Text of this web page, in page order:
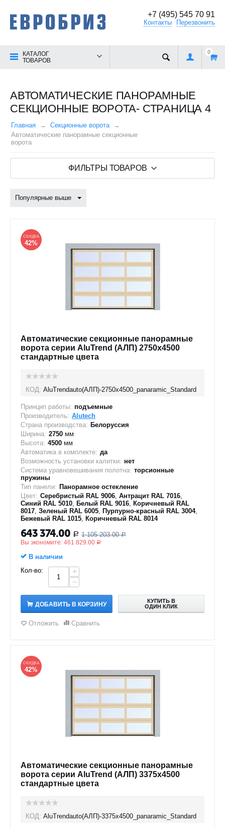
+7 (495) 545 70 91
Контакты Перезвонить
КАТАЛОГ
ТОВАРОВ
0
АВТОМАТИЧЕСКИЕ ПАНОРАМНЫЕ
СЕКЦИОННЫЕ ВОРОТА- СТРАНИЦА 4
Главная
Секционные ворота
Автоматические панорамные секционные
ворота
ФИЛЬТРЫ ТОВАРОВ
Популярные выше
СКИДКА
42%
Автоматические секционные панорамные
ворота серии AluTrend (АЛП) 2750х4500
стандартные цвета
КОД: AluTrendauto(АЛП)-2750х4500_panaramic_Standard
Принцип работы: подъемные
Производитель: Alutech
Страна производства: Белоруссия
Ширина: 2750 мм
Высота: 4500 мм
Автоматика в комплекте: да
Возможность установки калитки: нет
Система уравновешивания полотна: торсионные
пружины
Тип панели: Панорамное остекление
Цвет: Серебристый RAL 9006, Антрацит RAL 7016,
Синий RAL 5010, Белый RAL 9016, Коричневый RAL
8017, Зеленый RAL 6005, Пурпурно-красный RAL 3004,
Бежевый RAL 1015, Коричневый RAL 8014
643 374.00 Р 1 105 203.00 Р
Вы экономите: 461 829.00 Р
В наличии
Кол-во:
+
−
ДОБАВИТЬ В КОРЗИНУ
КУПИТЬ В
ОДИН КЛИК
Отложить Сравнить
СКИДКА
42%
Автоматические секционные панорамные
ворота серии AluTrend (АЛП) 3375х4500
стандартные цвета
КОД: AluTrendauto(АЛП)-3375х4500_panaramic_Standard